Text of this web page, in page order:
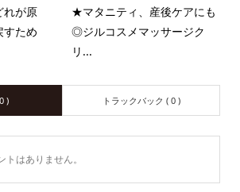
れが原
すため
★マタニティ、産後ケアにも
◎ジルコスメマッサージク
リ...
) トラックバック ( 0 )
はありません。